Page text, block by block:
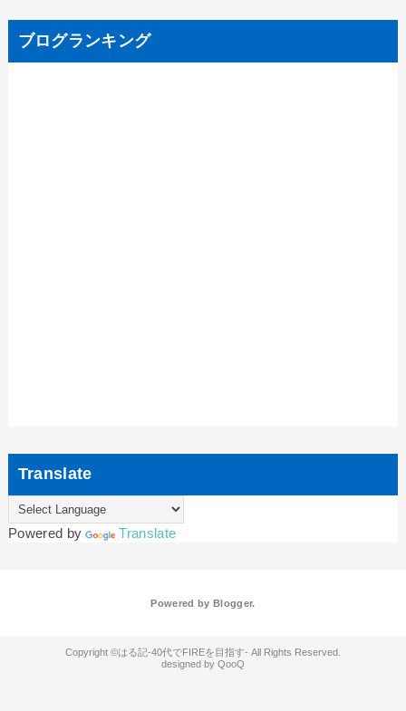
ブログランキング
Translate
Powered by Translate
Powered by Blogger.
はる記-40代でFIREを目指す-
QooQ